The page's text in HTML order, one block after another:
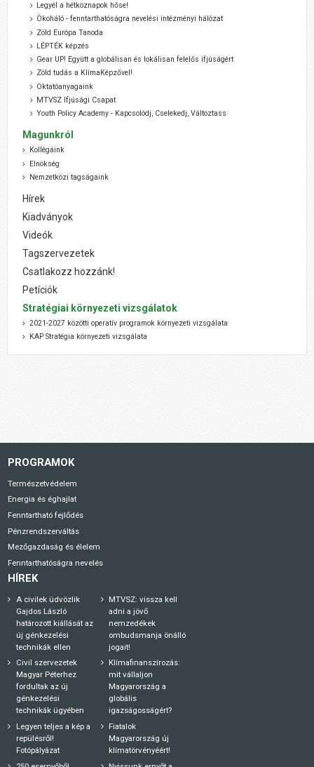
Legyél a hétköznapok hőse!
Ökoháló - fenntarthatóságra nevelési intézményi hálózat
Zöld Európa Tanoda
LÉPTÉK képzés
Gear UP! Együtt a globálisan és lokálisan felelős ifjúságért
Zöld tudás a KlímaKépzővel!
Oktatóanyagaink
MTVSZ Ifjúsági Csapat
Youth Policy Academy - Kapcsolódj, Cselekedj, Változtass
Magunkról
Kollégáink
Elnökség
Nemzetközi tagságaink
Hírek
Kiadványok
Videók
Tagszervezetek
Csatlakozz hozzánk!
Petíciók
Stratégiai környezeti vizsgálatok
2021-2027 közötti operatív programok környezeti vizsgálata
KAP Stratégia környezeti vizsgálata
PROGRAMOK
Természetvédelem
Energia és éghajlat
Fenntartható fejlődés
Pénzrendszerváltás
Mezőgazdaság és élelem
Fenntarthatóságra nevelés
HÍREK
A civilek üdvözlik
Gajdos László
határozott kiállását az
új génkezelési
technikák ellen
Civil szervezetek
Magyar Péterhez
fordultak az új
génkezelési
technikák ügyében
Legyen teljes a kép a
repülésről!
Fotópályázat
MTVSZ: vissza kell
adni a jövő
nemzedékek
ombudsmanja önálló
jogait!
Klímafinanszírozás:
mit vállaljon
Magyarország a
globális
igazságosságért?
Fiatalok
Magyarország új
klímatörvényéért!